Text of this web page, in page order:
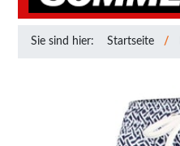
Sie sind hier: Startseite